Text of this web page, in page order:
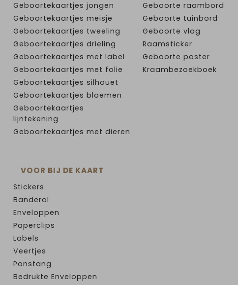
Geboortekaartjes jongen
Geboortekaartjes meisje
Geboortekaartjes tweeling
Geboortekaartjes drieling
Geboortekaartjes met label
Geboortekaartjes met folie
Geboortekaartjes silhouet
Geboortekaartjes bloemen
Geboortekaartjes
lijntekening
Geboortekaartjes met dieren
VOOR BIJ DE KAART
Stickers
Banderol
Enveloppen
Paperclips
Labels
Veertjes
Ponstang
Bedrukte Enveloppen
Geboorte raambord
Geboorte tuinbord
Geboorte vlag
Raamsticker
Geboorte poster
Kraambezoekboek